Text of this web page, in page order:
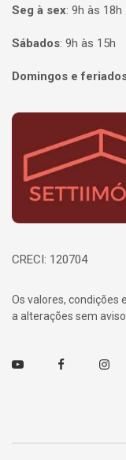
Seg à sex: 9h às 18h
Sábados: 9h às 15h
Domingos e
Página inicial
CRECI: 120704
Os valores, condições
a alterações sem
Youtube Facebook